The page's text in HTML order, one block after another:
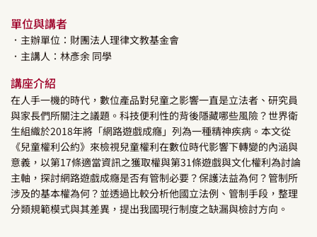
單位與講者
．主辦單位：財團法人理律文教基金會
．主講人： 林彥余 同學
講座介紹
在人手一機的時代，數位產品對兒童之影響一直是立法者、研究員
與家長們所關注之議題。科技便利性的背後隱藏哪些風險？世界衛
生組織於2018年將「網路遊戲成癮」列為一種精神疾病。本文從
《兒童權利公約》來檢視兒童權利在數位時代影響下轉變的內涵與
意義，以第17條適當資訊之獲取權與第31條遊戲與文化權利為討論
主軸，探討網路遊戲成癮是否有管制必要？保護法益為何？管制所
涉及的基本權為何？並透過比較分析他國立法例、管制手段，整理
分類規範模式與其差異，提出我國現行制度之缺漏與檢討方向。